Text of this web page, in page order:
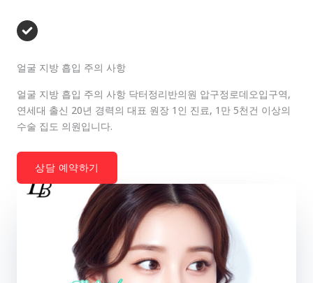
얼굴 지방 흡입 주의 사항
얼굴 지방 흡입 주의 사항 닥터정리반의원 압구정로데오입구역,
연세대 출신 20년 경력의 대표 원장 1인 진료, 1만 5천건 이상의
수술 집도 의원입니다.
상담 예약하기